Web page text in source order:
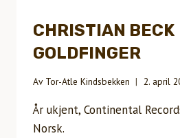
CHRISTIAN BECK
GOLDFINGER
Av Tor-Atle Kindsbekken 2. april
År ukjent, Continental
Norsk.